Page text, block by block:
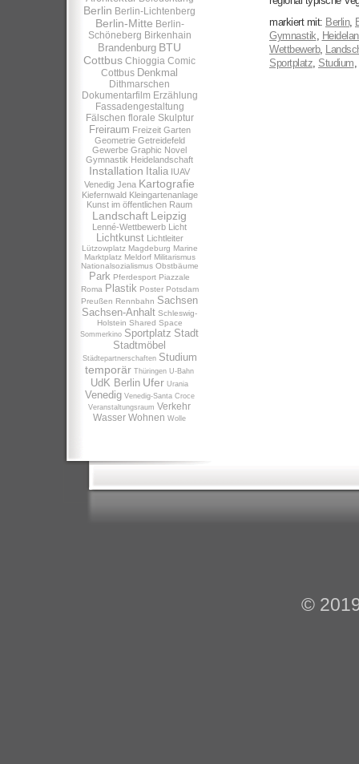
Berlin Berlin-Lichtenberg
Berlin-Mitte Berlin-
Schöneberg Birkenhain
Brandenburg BTU
Cottbus Chioggia Comic
Cottbus Denkmal
Dithmarschen
Dokumentarfilm Erzählung
Fassadengestaltung
Fälschen florale Skulptur
Freiraum Freizeit Garten
Geometrie Getreidefeld
Gewerbe Graphic Novel
Gymnastik Heidelandschaft
Installation Italia IUAV
Venedig Jena Kartografie
Kiefernwald Kleingartenanlage
Kunst im öffentlichen Raum
Landschaft Leipzig
Lenné-Wettbewerb Licht
Lichtkunst Lichtleiter
Lützowplatz Magdeburg Marine
Marktplatz Meldorf Militarismus
Nationalsozialismus Obstbäume
Park Pferdesport Piazzale
Roma Plastik Poster Potsdam
Preußen Rennbahn Sachsen
Sachsen-Anhalt Schleswig-
Holstein Shared Space
Sommerkino Sportplatz Stadt
Stadtmöbel
Städtepartnerschaften Studium
temporär Thüringen U-Bahn
UdK Berlin Ufer Urania
Venedig Venedig-Santa Croce
Veranstaltungsraum Verkehr
Wasser Wohnen Wolle
markiert mit: Berlin,
Gymnastik,
Wettbewerb,
Sportplatz, Studium,
©